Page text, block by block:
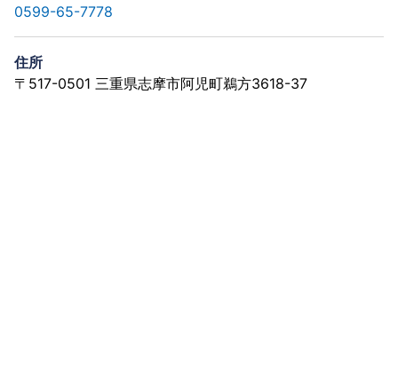
0599-65-7778
住所
〒517-0501 三重県志摩市阿児町鵜方3618-37